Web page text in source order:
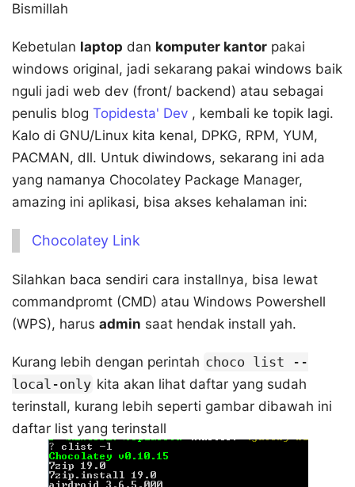
Bismillah
Kebetulan laptop dan komputer kantor pakai
windows original, jadi sekarang pakai windows baik
nguli jadi web dev (front/ backend) atau sebagai
penulis blog Topidesta' Dev , kembali ke topik lagi.
Kalo di GNU/Linux kita kenal, DPKG, RPM, YUM,
PACMAN, dll. Untuk diwindows, sekarang ini ada
yang namanya Chocolatey Package Manager,
amazing ini aplikasi, bisa akses kehalaman ini:
Chocolatey Link
Silahkan baca sendiri cara installnya, bisa lewat
commandpromt (CMD) atau Windows Powershell
(WPS), harus admin saat hendak install yah.
Kurang lebih dengan perintah choco list --
local-only kita akan lihat daftar yang sudah
terinstall, kurang lebih seperti gambar dibawah ini
daftar list yang terinstall